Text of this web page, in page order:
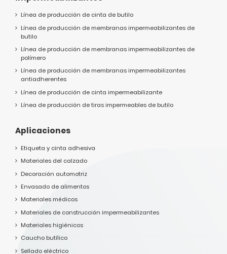
Línea de producción de cinta de butilo
Línea de producción de membranas impermeabilizantes de
butilo
Línea de producción de membranas impermeabilizantes de
polímero
Línea de producción de membranas impermeabilizantes
antiadherentes
Línea de producción de cinta impermeabilizante
Línea de producción de tiras impermeables de butilo
Aplicaciones
Etiqueta y cinta adhesiva
Materiales del calzado
Decoración automotriz
Envasado de alimentos
Materiales médicos
Materiales de construcción impermeabilizantes
Materiales higiénicos
Caucho butílico
Sellado eléctrico